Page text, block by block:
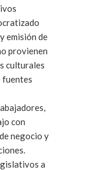
emisión de
provienen
culturales
fuentes
con
negocio y
a